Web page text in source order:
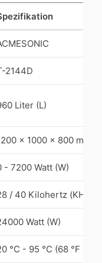
2144D
Liter (L)
x 1000 x 800 mm
- 7200 Watt (W)
/ 40 Kilohertz (KHz)
Watt (W)
°C - 95 °C (68 °F -